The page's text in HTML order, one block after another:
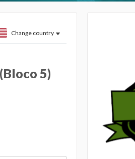
Change country
5)